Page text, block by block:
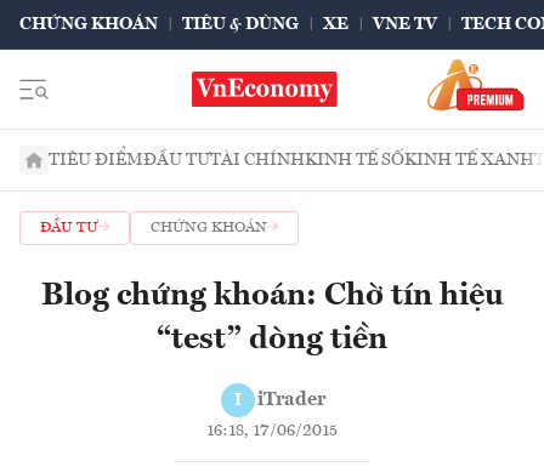
CHỨNG KHOÁN TIÊU & DÙNG XE VNE TV TECH
TIÊU ĐIỂMĐẦU TƯTÀI CHÍNHKINH TẾ SỐKINH TẾ XANH
ĐẦU TƯ CHỨNG KHOÁN
Blog chứng khoán: Chờ tín hiệu
“test” dòng tiền
I iTrader
16:18, 17/06/2015